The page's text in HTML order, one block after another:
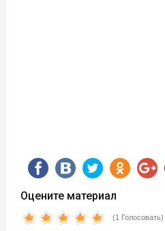
Оцените материал
(1 Голосовать)